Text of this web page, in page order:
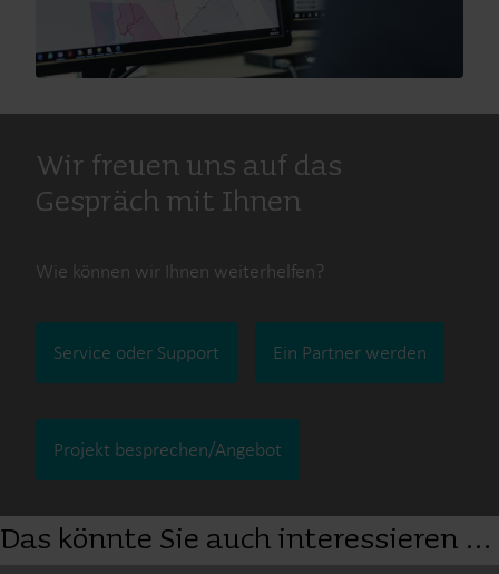
Wir freuen uns auf das
Gespräch mit Ihnen
Wie können wir Ihnen weiterhelfen?
Service oder Support Ein Partner werden
Projekt besprechen/Angebot
Das könnte Sie auch interessieren …